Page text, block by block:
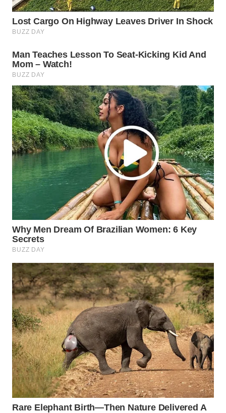
CIANJUR
WN
SERIBU
TANGERANG
WN
BINJAI
WN
CIREBON
INDRAMAYU
WN
KUNINGAN
WN
MAJALENGKA
WN
SUBANG
WN
SUKABUMI
WN
PURWAKARTA